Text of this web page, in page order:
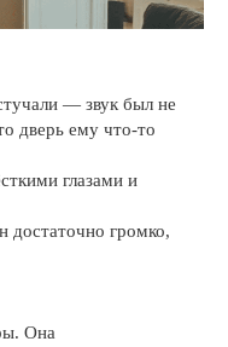
— звук был не
дверь ему что-то
глазами и
достаточно громко,
Она